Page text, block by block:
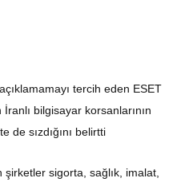
tercih eden ESET
bilgisayar korsanlarının
de sızdığını belirtti
sigorta, sağlık, imalat,